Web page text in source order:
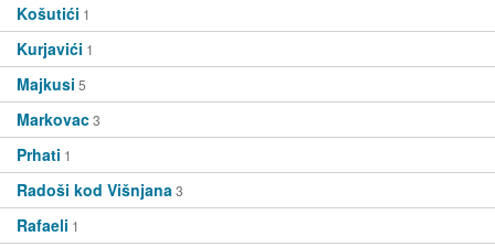
Košutići 1
Kurjavići 1
Majkusi 5
Markovac3
Prhati 1
Radoši kod Višnjana 3
Rafaeli 1